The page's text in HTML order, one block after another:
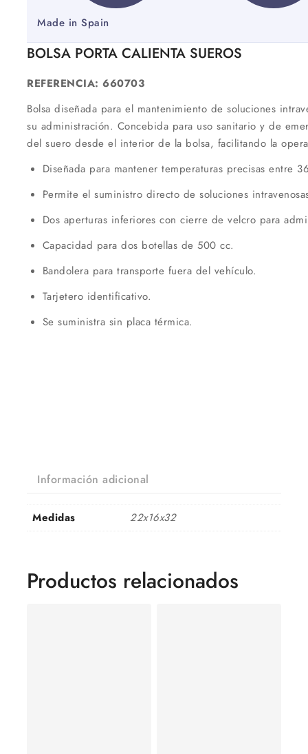
Made in Spain
BOLSA PORTA CALIENTA SUEROS
REFERENCIA: 660703
Bolsa diseñada para el mantenimiento de soluciones
su administración. Concebida para uso sanitario y de
del suero desde el interior de la bolsa, facilitando la
Diseñada para mantener temperaturas precisas entre
Permite el suministro directo de soluciones
Dos aperturas inferiores con cierre de velcro para
Capacidad para dos botellas de 500 cc.
Bandolera para transporte fuera del vehículo.
Tarjetero identificativo.
Se suministra sin placa térmica.
Información adicional
Medidas 22x16x32
Productos relacionados